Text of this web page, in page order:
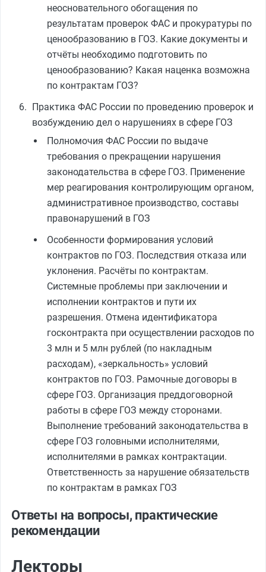
неосновательного обогащения по
результатам проверок ФАС и прокуратуры по
ценообразованию в ГОЗ. Какие документы и
отчёты необходимо подготовить по
ценообразованию? Какая наценка возможна
по контрактам ГОЗ?
Практика ФАС России по проведению проверок и
возбуждению дел о нарушениях в сфере ГОЗ
Полномочия ФАС России по выдаче
требования о прекращении нарушения
законодательства в сфере ГОЗ. Применение
мер реагирования контролирующим органом,
административное производство, составы
правонарушений в ГОЗ
Особенности формирования условий
контрактов по ГОЗ. Последствия отказа или
уклонения. Расчёты по контрактам.
Системные проблемы при заключении и
исполнении контрактов и пути их
разрешения. Отмена идентификатора
госконтракта при осуществлении расходов по
3 млн и 5 млн рублей (по накладным
расходам), «зеркальность» условий
контрактов по ГОЗ. Рамочные договоры в
сфере ГОЗ. Организация преддоговорной
работы в сфере ГОЗ между сторонами.
Выполнение требований законодательства в
сфере ГОЗ головными исполнителями,
исполнителями в рамках контрактации.
Ответственность за нарушение обязательств
по контрактам в рамках ГОЗ
Ответы на вопросы, практические
рекомендации
Лекторы